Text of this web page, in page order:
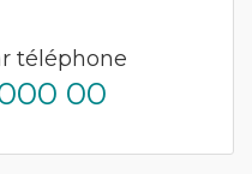
téléphone
00